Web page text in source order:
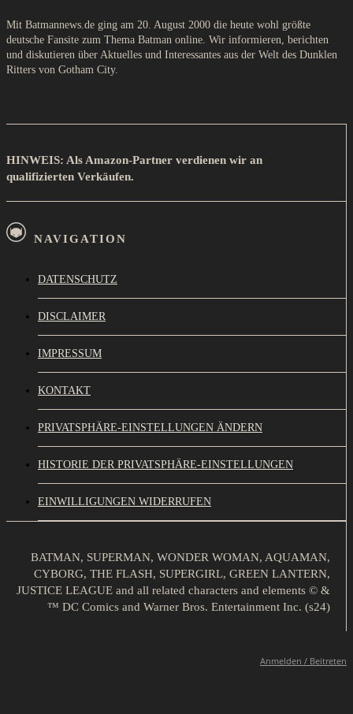
Mit Batmannews.de ging am 20. August 2000 die heute wohl größte
deutsche Fansite zum Thema Batman online. Wir informieren, berichten
und diskutieren über Aktuelles und Interessantes aus der Welt des Dunklen
Ritters von Gotham City.
HINWEIS: Als Amazon-Partner verdienen wir an
qualifizierten Verkäufen.
NAVIGATION
DATENSCHUTZ
DISCLAIMER
IMPRESSUM
KONTAKT
PRIVATSPHÄRE-EINSTELLUNGEN ÄNDERN
HISTORIE DER PRIVATSPHÄRE-EINSTELLUNGEN
EINWILLIGUNGEN WIDERRUFEN
BATMAN, SUPERMAN, WONDER WOMAN, AQUAMAN,
CYBORG, THE FLASH, SUPERGIRL, GREEN LANTERN,
JUSTICE LEAGUE and all related characters and elements © &
™ DC Comics and Warner Bros. Entertainment Inc. (s24)
Anmelden / Beitreten